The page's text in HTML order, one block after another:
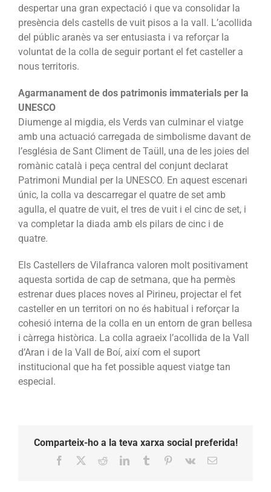
despertar una gran expectació i que va consolidar la
presència dels castells de vuit pisos a la vall. L’acollida
del públic aranès va ser entusiasta i va reforçar la
voluntat de la colla de seguir portant el fet casteller a
nous territoris.
Agarmanament de dos patrimonis immaterials per la
UNESCO
Diumenge al migdia, els Verds van culminar el viatge
amb una actuació carregada de simbolisme davant de
l’església de Sant Climent de Taüll, una de les joies del
romànic català i peça central del conjunt declarat
Patrimoni Mundial per la UNESCO. En aquest escenari
únic, la colla va descarregar el quatre de set amb
agulla, el quatre de vuit, el tres de vuit i el cinc de set, i
va completar la diada amb els pilars de cinc i de
quatre.
Els Castellers de Vilafranca valoren molt positivament
aquesta sortida de cap de setmana, que ha permès
estrenar dues places noves al Pirineu, projectar el fet
casteller en un territori on no és habitual i reforçar la
cohesió interna de la colla en un entorn de gran bellesa
i càrrega històrica. La colla agraeix l’acollida de la Vall
d’Aran i de la Vall de Boí, així com el suport
institucional que ha fet possible aquest viatge tan
especial.
Comparteix-ho a la teva xarxa social preferida!
Facebook RedditLinkedInTumblr Pinterest
Vk Email: